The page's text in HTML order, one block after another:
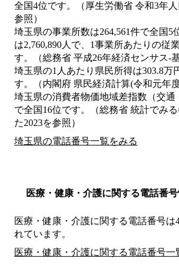
全国4位です。（厚生労働省 令和3年
参照）
埼玉県の事業所数は264,561件で全国5
は2,760,890人で、1事業所あたりの従
す。（総務省 平成26年経済センサス‐
埼玉県の1人あたり県民所得は303.8万
す。（内閣府 県民経済計算(令和元年
埼玉県の消費者物価地域差指数（交通
で全国16位です。（総務省 統計でみ
た2023を参照）
埼玉県の電話番号一覧をみる
医療・健康・介護に関する電話番
医療・健康・介護に関する電話番号は
れています。
医療・健康・介護に関する電話番号一